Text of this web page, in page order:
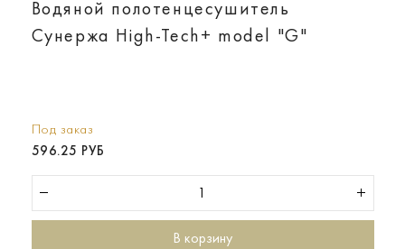
Водяной полотенцесушитель
Сунержа High-Tech+ model "G"
Под заказ
596.25 РУБ
В корзину